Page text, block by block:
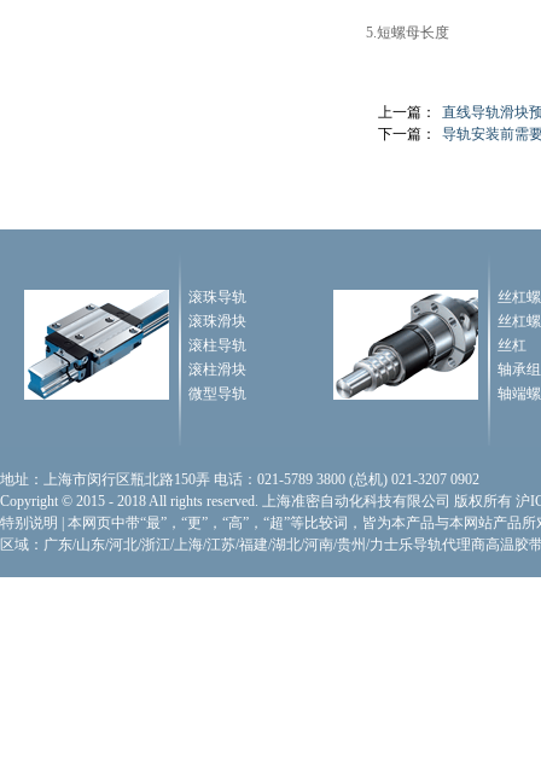
5.短螺母长度
上一篇：
直线导轨滑块
下一篇：
导轨安装前需
滚珠导轨
滚珠滑块
滚柱导轨
滚柱滑块
微型导轨
丝杠
丝杠
丝杠
轴承
轴端
地址：上海市闵行区瓶北路150弄 电话：021-5789 3800 (总机) 021-3207 0902
Copyright © 2015 - 2018 All rights reserved. 上海准密自动化科技有限公司 版权所有 沪
特别说明
本网页中带“最”，“更”，“高”，“超”等比较词，皆为本产品与本网站产品所
区域：广东/山东/河北/浙江/上海/江苏/福建/湖北/河南/贵州/力士乐导轨代理商高温胶